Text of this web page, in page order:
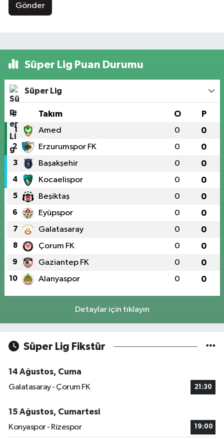
Gönder
Süper Lig Puan Durumu
Süper Lig
# Takım O P
1 Amed 0 0
2 Erzurumspor FK 0 0
3 Başakşehir 0 0
4 Kocaelispor 0 0
5 Beşiktaş 0 0
6 Eyüpspor 0 0
7 Galatasaray 0 0
8 Çorum FK 0 0
9 Gaziantep FK 0 0
10 Alanyaspor 0 0
Detaylar için tıklayın
Süper Lig Fikstür
14 Ağustos, Cuma
Galatasaray - Çorum FK
21:30
15 Ağustos, Cumartesi
Konyaspor - Rizespor
19:00